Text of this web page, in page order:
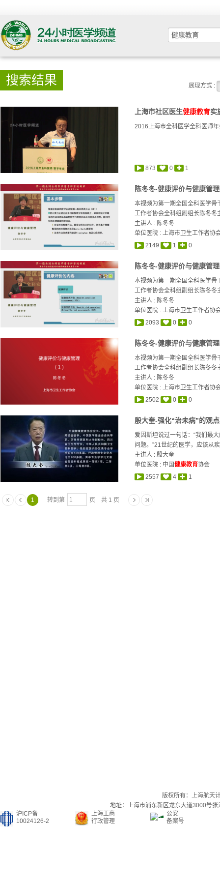
搜索结果 展现方式 :
上海市社区医生健康教育实
2016上海市全科医学全科医师
873 0 1
陈冬冬-健康评价与健康管
本视频为第一期全国全科医学
工作者协会全科组副组长陈冬冬
主讲人 : 陈冬冬
单位医院 : 上海市卫生工作者协
2149
1 0
陈冬冬-健康评价与健康管
本视频为第一期全国全科医学
工作者协会全科组副组长陈冬冬
主讲人 : 陈冬冬
单位医院 : 上海市卫生工作者协
2093
0 0
陈冬冬-健康评价与健康管
本视频为第一期全国全科医学
工作者协会全科组副组长陈冬冬
主讲人 : 陈冬冬
单位医院 : 上海市卫生工作者协
2502
0 0
殷大奎-强化“治未病”的观
爱因斯坦说过一句话：“我们最
问题。”21世纪的医学，应该从
主讲人 :殷大奎
单位医院 : 中国健康教育协会
2557
4 1
1 转到第 页 共 1 页
版权所有：上海航天
地址：上海市浦东新区龙东大道3000号
沪ICP备
10024126-2
上海工商
行政管理
公安
备案号